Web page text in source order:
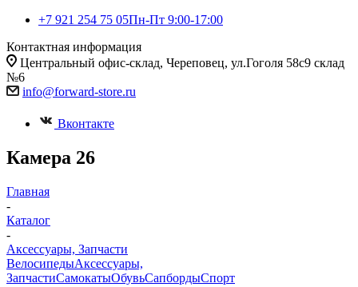
+7 921 254 75 05Пн-Пт 9:00-17:00
Контактная информация
Центральный офис-склад, Череповец, ул.Гоголя 58с9 склад
№6
info@forward-store.ru
Вконтакте
Камера 26
Главная
-
Каталог
-
Аксессуары, Запчасти
ВелосипедыАксессуары,
ЗапчастиСамокатыОбувьСапбордыСпорт